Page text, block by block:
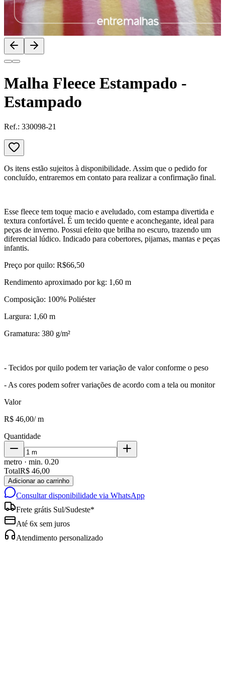
Malha Fleece Estampado -
Estampado
Ref.: 330098-21
Os itens estão sujeitos à disponibilidade. Assim que o pedido for
concluído, entraremos em contato para realizar a confirmação final.
Esse fleece tem toque macio e aveludado, com estampa divertida e
textura confortável. É um tecido quente e aconchegante, ideal para
peças de inverno. Possui efeito que brilha no escuro, trazendo um
diferencial lúdico. Indicado para cobertores, pijamas, mantas e peças
infantis.
Preço por quilo: R$66,50
Rendimento aproximado por kg: 1,60 m
Composição: 100% Poliéster
Largura: 1,60 m
Gramatura: 380 g/m²
- Tecidos por quilo podem ter variação de valor conforme o peso
- As cores podem sofrer variações de acordo com a tela ou monitor
Valor
R$ 46,00/m
Quantidade
metro · min. 0.20
TotalR$ 46,00
Adicionar ao carrinho
Consultar disponibilidade via WhatsApp
Frete grátis Sul/Sudeste*
Até 6x sem juros
Atendimento personalizado